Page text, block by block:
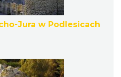
Jura w Podlesicach